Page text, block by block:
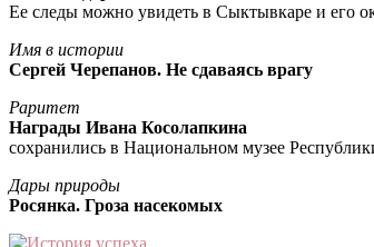
Ее следы можно увидеть в Сыктывкаре и его
Имя в истории
Сергей Черепанов. Не сдаваясь врагу
Раритет
Награды Ивана Косолапкина
сохранились в Национальном музее
Дары природы
Росянка. Гроза насекомых